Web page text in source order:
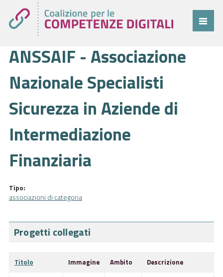
Coalizione
Comitato
Cittadini
Imprese
Pubblica Amministrazione
Cittadini
Pubblica Amministrazione
Documentazione
ANSSAIF - Associazione
Nazionale Specialisti
Sicurezza in Aziende di
Intermediazione
Finanziaria
Tipo:
associazioni di categoria
Progetti collegati
Titolo Immagine Ambito Descrizione